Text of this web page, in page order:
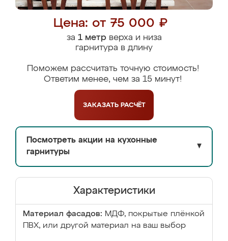
Цена: от 75 000 ₽
за 1 метрверха и низа
гарнитура в длину
Поможем рассчитать точную стоимость!
Ответим менее, чем за 15 минут!
ЗАКАЗАТЬ РАСЧЁТ
Посмотреть акции на кухонные
гарнитуры
▼
Характеристики
Материал фасадов: МДФ, покрытые плёнкой
ПВХ, или другой материал на ваш выбор